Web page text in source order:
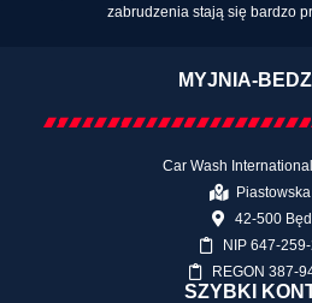
zabrudzenia stają się bardzo
MYJNIA-
Car Wash
42-500
NIP 647-
REGON 387-
SZYBKI